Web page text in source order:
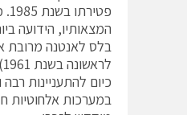
המצאותיו, הידועה
בלס לאנטנה מרובת
כיום להתעניינות
במערכות אלחוטיות